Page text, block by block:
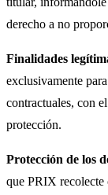
derecho a no
Finalidades
exclusivamente
contractuales, con
protección.
Protección de los
que PRIX recolecte